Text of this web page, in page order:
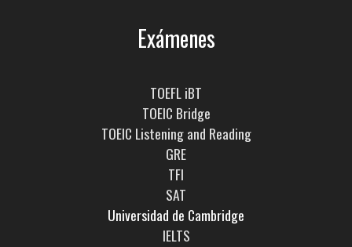
Exámenes
TOEFL iBT
TOEIC Bridge
TOEIC Listening and Reading
GRE
TFI
SAT
Universidad de Cambridge
IELTS